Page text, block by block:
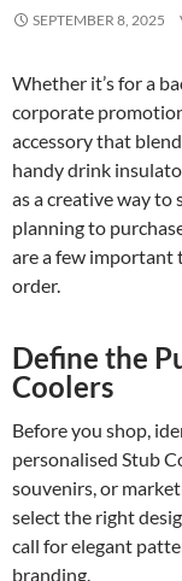
SEPTEMBER 8, 2025
Whether it’s for a
corporate
accessory that
handy drink
as a creative way to
planning to
are a few important
order.
Define the
Coolers
Before you shop,
personalised Stub
souvenirs, or
select the right
call for elegant
branding.